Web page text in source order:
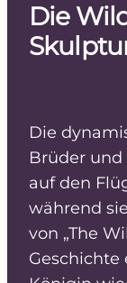
Die
Die
Brüder und
auf den
während
von „The
Geschichte